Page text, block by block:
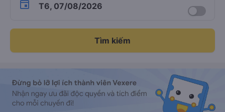
T6, 07/08/2026
Tìm kiếm